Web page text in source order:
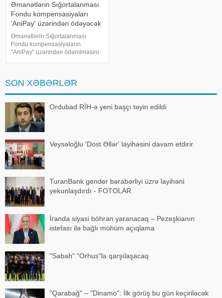
Əmanətlərin Sığortalanması
Fondu kompensasiyaları
'AniPay' üzərindən ödəyəcək
Əmanətlərin Sığortalanması
Fondu kompensasiyaların
"AniPay" üzərindən ödənilməsini
departamentinin direktoru Azər
Əmirov Milli Mətbua
SON XƏBƏRLƏR
Ordubad RİH-ə yeni başçı təyin edildi
Veysəloğlu 'Dost Əllər' layihəsini davam etdirir
TuranBank gender bərabərliyi üzrə layihəni
yekunlaşdırdı - FOTOLAR
İranda siyasi böhran yaranacaq – Pezeşkianın
istefası ilə bağlı mühüm açıqlama
"Sabah" "Orhus"la qarşılaşacaq
"Qarabağ" – "Dinamo": İlk görüş bu gün keçiriləcək